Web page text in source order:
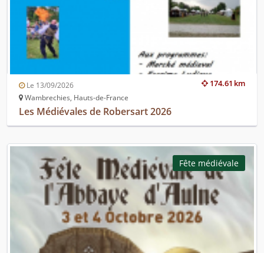
174.61 km
Le 13/09/2026
Wambrechies, Hauts-de-France
Les Médiévales de Robersart 2026
Fête médiévale